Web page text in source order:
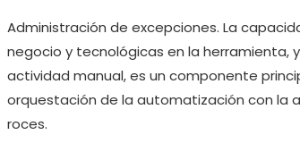
Administración de excepciones. La
negocio y tecnológicas en la herramienta,
actividad manual, es un componente
orquestación de la automatización con la
roces.